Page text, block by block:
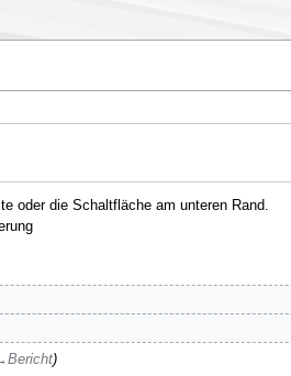
oder die Schaltfläche am unteren Rand.